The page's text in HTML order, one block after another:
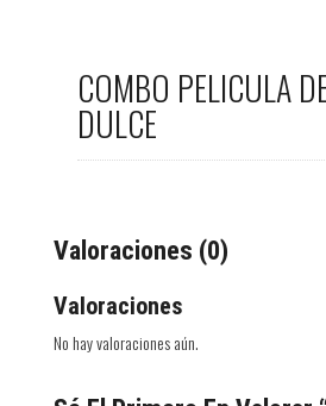
COMBO PELICULA
DULCE
Valoraciones (0)
Valoraciones
No hay valoraciones aún.